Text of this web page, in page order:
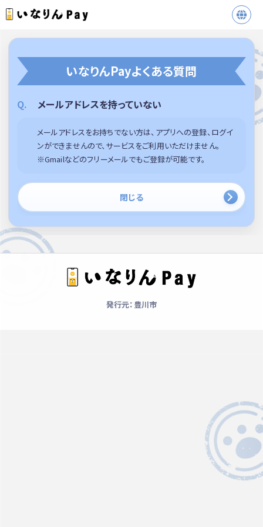
いなりんPayよくある質問
メールアドレスを持っていない
メールアドレスをお持ちでない方は、アプリへの登録、ログイ
ンができませんので、サービスをご利用いただけません。
※Gmailなどのフリーメールでもご登録が可能です。
閉じる
発行元：豊川市